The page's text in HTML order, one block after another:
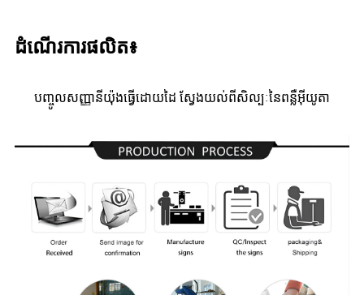
ដំណើរការផលិត៖
បញ្ចូល​សញ្ញា​នីយ៉ុង​ធ្វើ​ដោយដៃ ស្វែងយល់​ពី​សិល្បៈ​នៃ​ពន្លឺ​អ៊ីយូតា